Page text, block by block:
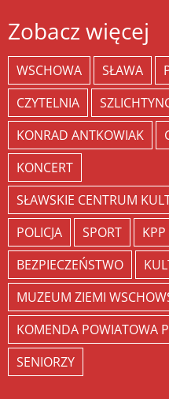
Zobacz więcej
WSCHOWA SŁAWA
CZYTELNIA
KONRAD ANTKOWIAK
KONCERT
SŁAWSKIE CENTRUM
POLICJA
SPORT
BEZPIECZEŃSTWO
MUZEUM ZIEMI
KOMENDA POWIATOWA
SENIORZY